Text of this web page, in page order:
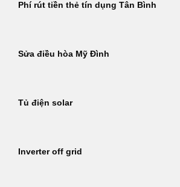
Phí rút tiền thẻ tín dụng Tân Bình
Sửa điều hòa Mỹ Đình
Tủ điện solar
Inverter off grid